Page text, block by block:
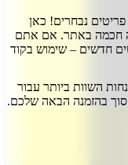
נבחרים! כאן
חכמה באתר. אם אתם
חדשים – שימוש בקוד
השוות ביותר עבור
בהזמנה הבאה שלכם.